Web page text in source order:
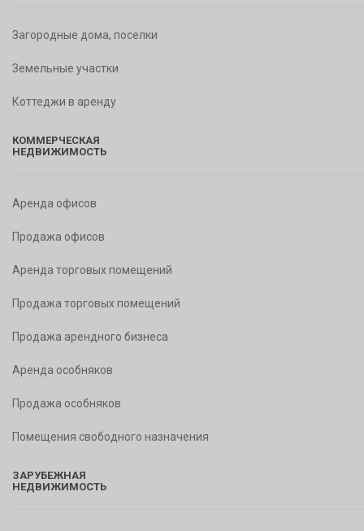
Загородные дома, поселки
Земельные участки
Коттеджи в аренду
КОММЕРЧЕСКАЯ
НЕДВИЖИМОСТЬ
Аренда офисов
Продажа офисов
Аренда торговых помещений
Продажа торговых помещений
Продажа арендного бизнеса
Аренда особняков
Продажа особняков
Помещения свободного назначения
ЗАРУБЕЖНАЯ
НЕДВИЖИМОСТЬ